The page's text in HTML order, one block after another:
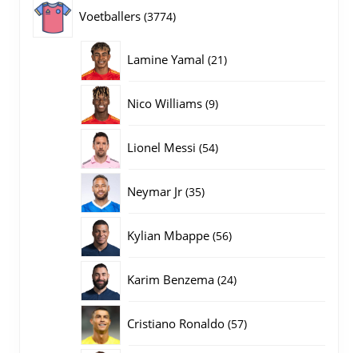
Voetballers 37743774
Lamine Yamal 2121
Nico Williams 99
Lionel Messi 5454
Neymar Jr 3535
Kylian Mbappe 5656
Karim Benzema 2424
Cristiano Ronaldo 5757